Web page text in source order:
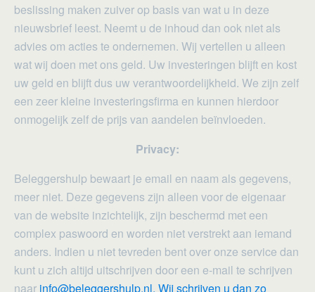
beslissing maken zuiver op basis van wat u in deze
nieuwsbrief leest. Neemt u de inhoud dan ook niet als
advies om acties te ondernemen. Wij vertellen u alleen
wat wij doen met ons geld. Uw investeringen blijft en kost
uw geld en blijft dus uw verantwoordelijkheid. We zijn zelf
een zeer kleine investeringsfirma en kunnen hierdoor
onmogelijk zelf de prijs van aandelen beïnvloeden.
Privacy:
Beleggershulp bewaart je email en naam als gegevens,
meer niet. Deze gegevens zijn alleen voor de eigenaar
van de website inzichtelijk, zijn beschermd met een
complex paswoord en worden niet verstrekt aan iemand
anders. Indien u niet tevreden bent over onze service dan
kunt u zich altijd uitschrijven door een e-mail te schrijven
naar info@beleggershulp.nl. Wij schrijven u dan zo